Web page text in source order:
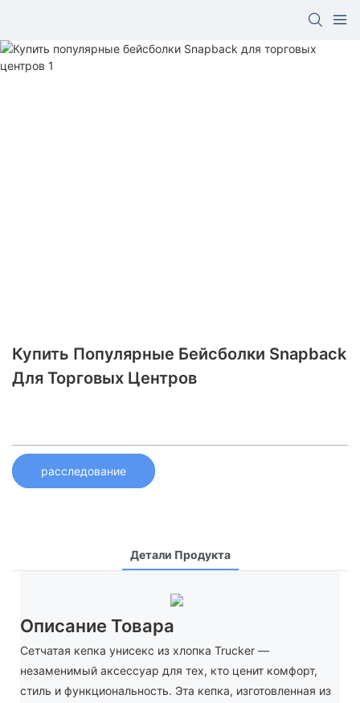
Купить Популярные Бейсболки Snapback
Для Торговых Центров
расследование
Детали Продукта
Описание Товара
Сетчатая кепка унисекс из хлопка Trucker —
незаменимый аксессуар для тех, кто ценит комфорт,
стиль и функциональность. Эта кепка, изготовленная из